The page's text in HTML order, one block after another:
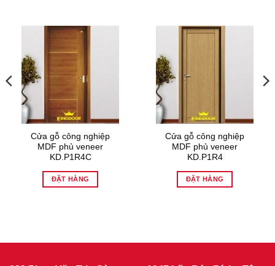
Cửa gỗ công nghiệp
MDF phủ veneer
KD.P1R4C
ĐẶT HÀNG
Cửa gỗ công nghiệp
MDF phủ veneer
KD.P1R4
ĐẶT HÀNG